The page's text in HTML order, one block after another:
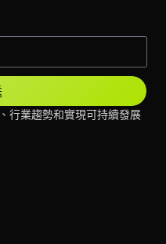
行業趨勢和實現可持續發展